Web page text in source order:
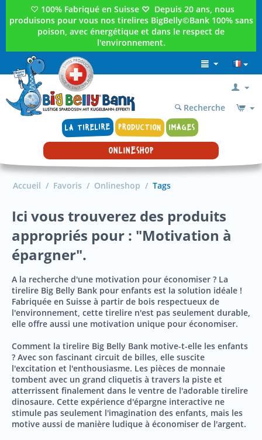
♡ 100% Fabriqué en Suisse ♡ Depuis 20 ans, nous
produisons pour vous nos tirelires BigBelly©Bank 100% sans
poison, avec énergétique et dans le respect de
l'environnement.
LA TIRELIRE PRODUCTION IMAGES
Recherche
ONLINESHOP
Accueil / Favoris / Onlineshop / Tags
Ici vous trouverez des produits
appropriés pour : "Motivation à
épargner".
A la recherche d'une motivation pour économiser ? La
tirelire Big Belly Bank pour enfants est la solution idéale !
Fabriquée en Suisse à partir de bois respectueux de
l'environnement, cette tirelire n'est pas seulement durable,
elle offre aussi une motivation unique pour économiser.
Comment la tirelire Big Belly Bank motive-t-elle les enfants
? Avec son fascinant circuit de billes, elle suscite
l'excitation et l'enthousiasme. Les pièces de monnaie
tombent avec un grand cliquetis à travers la piste et
atterrissent finalement dans le ventre de l'adorable tirelire
dinosaure. Cette expérience d'épargne interactive ne
stimule pas seulement l'imagination des enfants, mais les
motive aussi de manière ludique à économiser de l'argent.